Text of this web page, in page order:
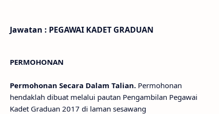
Jawatan : PEGAWAI KADET GRADUAN
PERMOHONAN
Permohonan Secara Dalam Talian. Permohonan
hendaklah dibuat melalui pautan Pengambilan Pegawai
Kadet Graduan 2017 di laman sesawang